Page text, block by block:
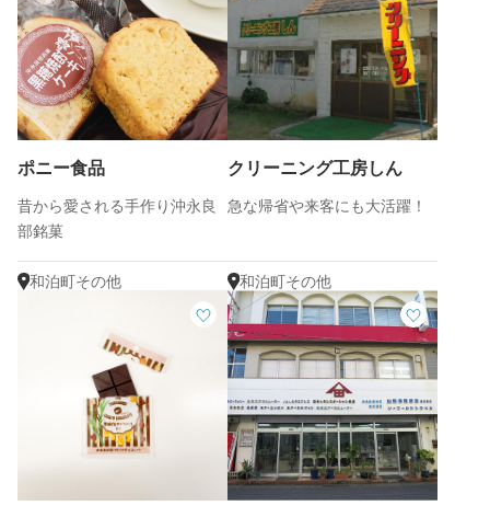
ポニー食品
昔から愛される手作り沖永良
部銘菓
和泊町その他
クリーニング工房しん
急な帰省や来客にも大活躍！
和泊町その他